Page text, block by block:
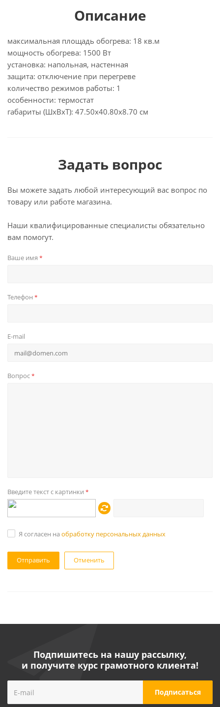
Описание
максимальная площадь обогрева: 18 кв.м
мощность обогрева: 1500 Вт
установка: напольная, настенная
защита: отключение при перегреве
количество режимов работы: 1
особенности: термостат
габариты (ШхВхТ): 47.50x40.80x8.70 см
Задать вопрос
Вы можете задать любой интересующий вас вопрос по
товару или работе магазина.
Наши квалифицированные специалисты обязательно
вам помогут.
Ваше имя *
Телефон *
E-mail
Вопрос*
Введите текст с картинки *
Я согласен на обработку персональных данных
Отменить
Подпишитесь на нашу рассылку,
и получите курс грамотного клиента!